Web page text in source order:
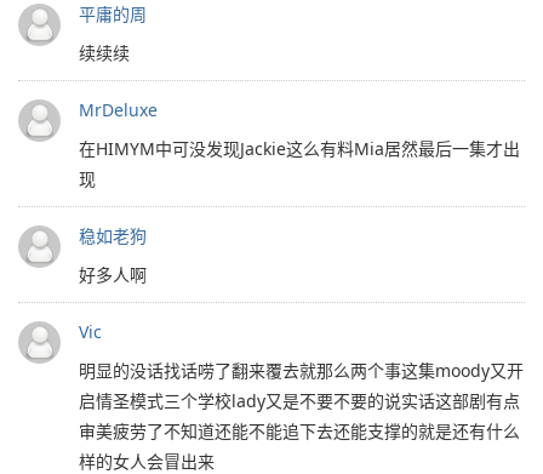
平庸的周
续续续
MrDeluxe
在HIMYM中可没发现Jackie这么有料Mia居然最后一集才出
现
稳如老狗
好多人啊
Vic
明显的没话找话唠了翻来覆去就那么两个事这集moody又开
启情圣模式三个学校lady又是不要不要的说实话这部剧有点
审美疲劳了不知道还能不能追下去还能支撑的就是还有什么
样的女人会冒出来